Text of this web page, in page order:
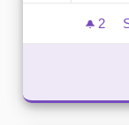
2